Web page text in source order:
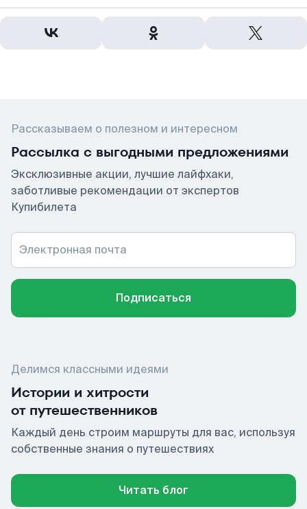
Рассказываем о полезном и интересном
Рассылка с выгодными предложениями
Эксклюзивные акции, лучшие лайфхаки,
заботливые рекомендации от экспертов
Купибилета
Электронная почта
Подписаться
Делимся классными идеями
Истории и хитрости
от путешественников
Каждый день строим маршруты для вас, используя
собственные знания о путешествиях
Читать блог